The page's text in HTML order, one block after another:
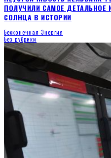
ПОЛУЧИЛИ САМОЕ ДЕТАЛЬНОЕ
СОЛНЦА В ИСТОРИИ
Бесконечная Энергия
Без рубрики